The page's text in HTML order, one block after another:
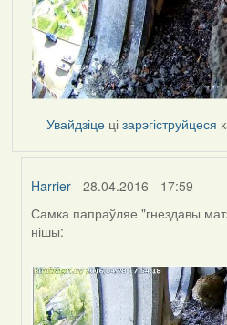
Увайдзіце цізарэгіструйцеся
Harrier - 28.04.2016 - 17:59
In
reply
by
Harrier
Самка папраўляе "гнездавы
нішы: